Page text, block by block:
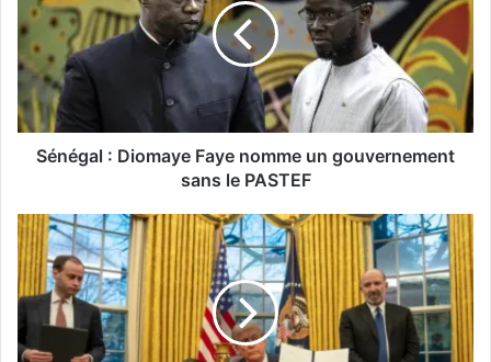
Sénégal : Diomaye Faye nomme un gouvernement
sans le PASTEF